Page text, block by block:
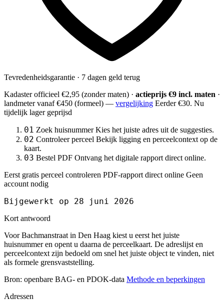
Tevredenheidsgarantie · 7 dagen geld terug
Kadaster officieel €2,95 (zonder maten) · actieprijs €9 incl. maten ·
landmetervanaf €450 (formeel) — vergelijking Eerder €30. Nu
tijdelijk lager geprijsd
01 Zoek huisnummer Kies het juiste adres uit de suggesties.
02 Controleer perceel Bekijk ligging en perceelcontext op de
kaart.
03 Bestel PDF Ontvang het digitale rapport direct online.
Eerst gratis perceel controleren PDF-rapport direct online Geen
account nodig
Bijgewerkt op 28 juni 2026
Kort antwoord
Voor Bachmanstraat in Den Haag kiest u eerst het juiste
huisnummer en opent u daarna de perceelkaart. De adreslijst en
perceelcontext zijn bedoeld om snel het juiste object te vinden, niet
als formele grensvaststelling.
Bron: openbare BAG- en PDOK-data Methode en beperkingen
Adressen